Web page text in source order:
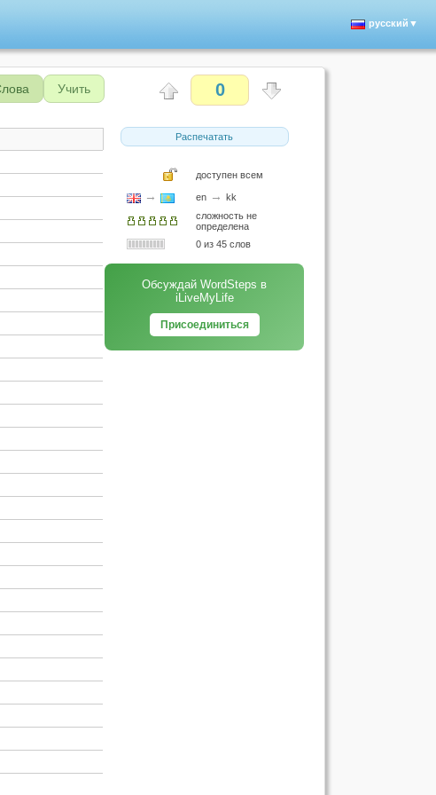
русский▼
Учить 0
Распечатать
доступен всем
→ en → kk
сложность не
определена
0 из 45 слов
Обсуждай WordSteps в
iLiveMyLife
Присоединиться